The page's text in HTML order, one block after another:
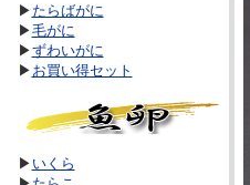
▶ たらばがに
▶毛がに
▶ずわいがに
▶ お買い得セット
▶ いくら